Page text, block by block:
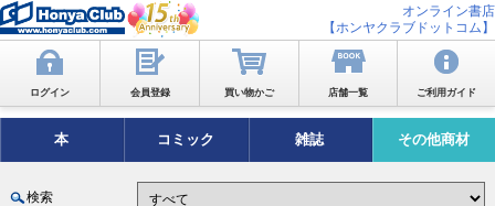
オンライン書店
【ホンヤクラブドットコム】
ログイン 会員登録 買い物かご 店舗一覧 ご利用ガイド
本 コミック 雑誌 その他商材
検索